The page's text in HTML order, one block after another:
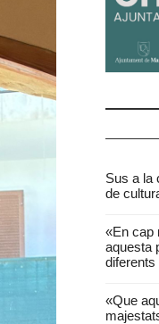
Sus a la
de
«En cap
aquesta
«Que